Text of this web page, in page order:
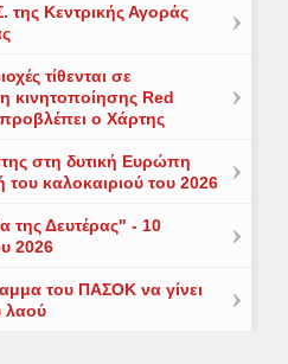
της Κεντρικής Αγοράς
τίθενται σε
κινητοποίησης Red
ο Χάρτης
στη δυτική Ευρώπη
του καλοκαιριού του 2026
της Δευτέρας" - 10
2026
του ΠΑΣΟΚ να γίνει
λαού